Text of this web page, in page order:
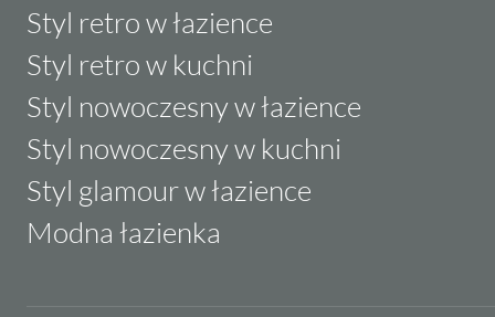
Styl retro w łazience
Styl retro w kuchni
Styl nowoczesny w łazience
Styl nowoczesny w kuchni
Styl glamour w łazience
Modna łazienka